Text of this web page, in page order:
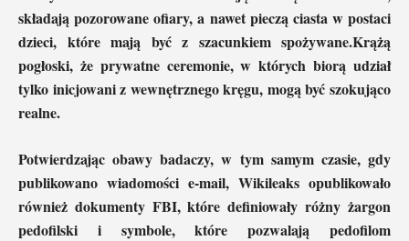
składają pozorowane ofiary, a nawet pieczą ciasta w postaci
dzieci, które mają być z szacunkiem spożywane.Krążą
pogłoski, że prywatne ceremonie, w których biorą udział
tylko inicjowani z wewnętrznego kręgu, mogą być szokująco
realne.
Potwierdzając obawy badaczy, w tym samym czasie, gdy
publikowano wiadomości e-mail, Wikileaks opublikowało
również dokumenty FBI, które definiowały różny żargon
pedofilski i symbole, które pozwalają pedofilom